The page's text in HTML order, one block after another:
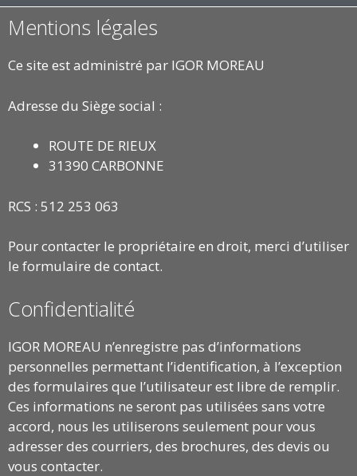
Mentions légales
Ce site est administré par IGOR MOREAU
Adresse du Siège social :
ROUTE DE RIEUX
31390 CARBONNE
RCS : 512 253 063
Pour contacter le propriétaire en droit, merci d’utiliser
le formulaire de contact.
Confidentialité
IGOR MOREAU n’enregistre pas d’informations
personnelles permettant l’identification, à l’exception
des formulaires que l’utilisateur est libre de remplir.
Ces informations ne seront pas utilisées sans votre
accord, nous les utiliserons seulement pour vous
adresser des courriers, des brochures, des devis ou
vous contacter.